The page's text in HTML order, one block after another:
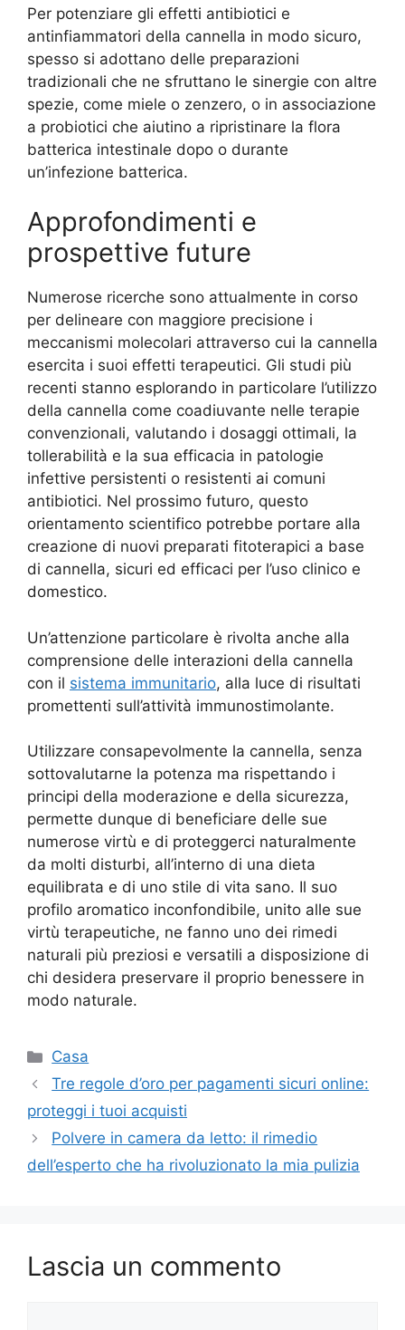
Per potenziare gli effetti antibiotici e
antinfiammatori della cannella in modo sicuro,
spesso si adottano delle preparazioni
tradizionali che ne sfruttano le sinergie con altre
spezie, come miele o zenzero, o in associazione
a probiotici che aiutino a ripristinare la flora
batterica intestinale dopo o durante
un’infezione batterica.
Approfondimenti e
prospettive future
Numerose ricerche sono attualmente in corso
per delineare con maggiore precisione i
meccanismi molecolari attraverso cui la cannella
esercita i suoi effetti terapeutici. Gli studi più
recenti stanno esplorando in particolare l’utilizzo
della cannella come coadiuvante nelle terapie
convenzionali, valutando i dosaggi ottimali, la
tollerabilità e la sua efficacia in patologie
infettive persistenti o resistenti ai comuni
antibiotici. Nel prossimo futuro, questo
orientamento scientifico potrebbe portare alla
creazione di nuovi preparati fitoterapici a base
di cannella, sicuri ed efficaci per l’uso clinico e
domestico.
Un’attenzione particolare è rivolta anche alla
comprensione delle interazioni della cannella
con il sistema immunitario, alla luce di risultati
promettenti sull’attività immunostimolante.
Utilizzare consapevolmente la cannella, senza
sottovalutarne la potenza ma rispettando i
principi della moderazione e della sicurezza,
permette dunque di beneficiare delle sue
numerose virtù e di proteggerci naturalmente
da molti disturbi, all’interno di una dieta
equilibrata e di uno stile di vita sano. Il suo
profilo aromatico inconfondibile, unito alle sue
virtù terapeutiche, ne fanno uno dei rimedi
naturali più preziosi e versatili a disposizione di
chi desidera preservare il proprio benessere in
modo naturale.
Categorie
Casa
Tre regole d’oro per pagamenti sicuri online:
proteggi i tuoi acquisti
Polvere in camera da letto: il rimedio
dell’esperto che ha rivoluzionato la mia pulizia
Lascia un commento